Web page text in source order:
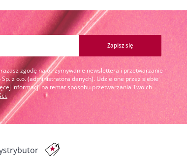
Zapisz się
zgodę na otrzymywanie newslettera i przetwarzanie
z o.o. (administratora danych). Udzielone przez siebie
informacji na temat sposobu przetwarzania Twoich
.